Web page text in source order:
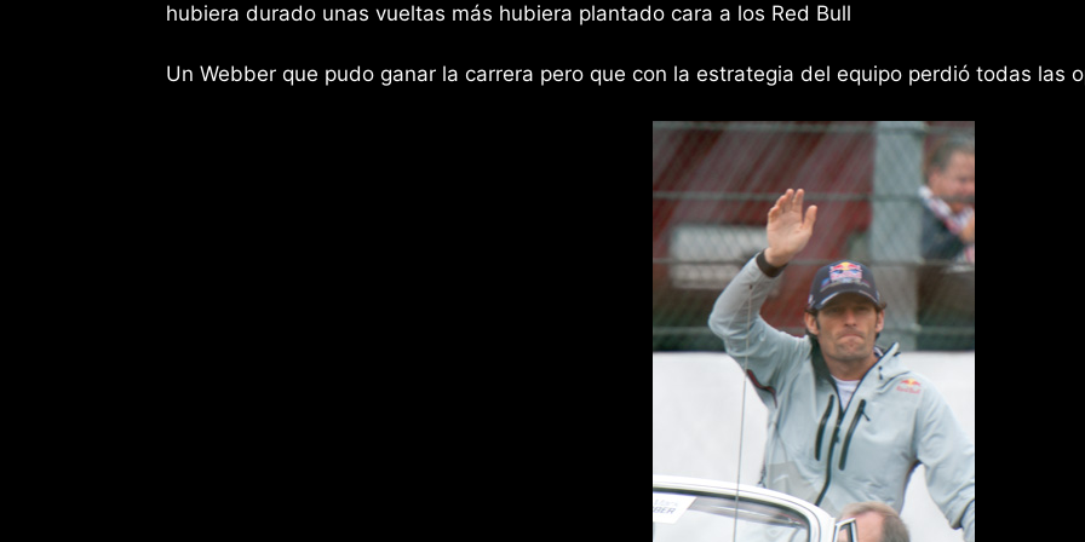
hubiera durado unas vueltas más hubiera plantado cara a los Red Bull
Un Webber que pudo ganar la carrera pero que con la estrategia del equipo perdió todas las